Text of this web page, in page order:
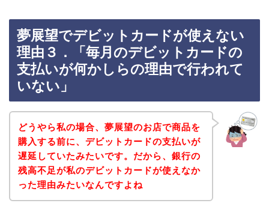
夢展望でデビットカードが使えない
理由３．「毎月のデビットカードの
支払いが何かしらの理由で行われて
いない」
どうやら私の場合、夢展望のお店で商品を
購入する前に、デビットカードの支払いが
遅延していたみたいです。だから、銀行の
残高不足が私のデビットカードが使えなか
った理由みたいなんですよね